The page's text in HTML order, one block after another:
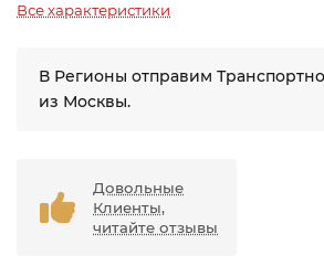
Все характеристики
В Регионы отправим
из Москвы.
Довольные
Клиенты,
читайте отзывы